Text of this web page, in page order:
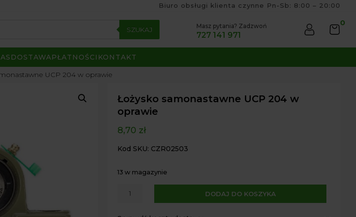
Biuro obsługi klienta czynne Pn-Sb: 8:00 – 20:00
SZUKAJ Masz pytania? Zadzwoń
727 141 971
0
DOSTAWAPŁATNOŚCI KONTAKT
UCP 204 w oprawie
Łożysko samonastawne UCP 204 w
oprawie
8,70 zł
Kod SKU: CZR02503
13 w magazynie
DODAJ DO KOSZYKA